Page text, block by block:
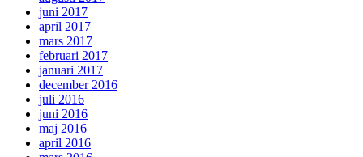
juni 2017
april 2017
mars 2017
februari 2017
januari 2017
december 2016
juli 2016
juni 2016
maj 2016
april 2016